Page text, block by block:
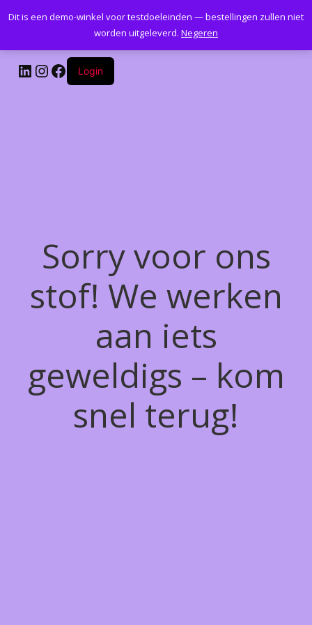
Kantoormeubelenplus.com
LinkedIn
Instagram
Facebook
Login
Sorry voor ons
stof! We werken
aan iets
geweldigs – kom
snel terug!
Dit is een demo-winkel voor testdoeleinden — bestellingen zullen niet
worden uitgeleverd. Negeren